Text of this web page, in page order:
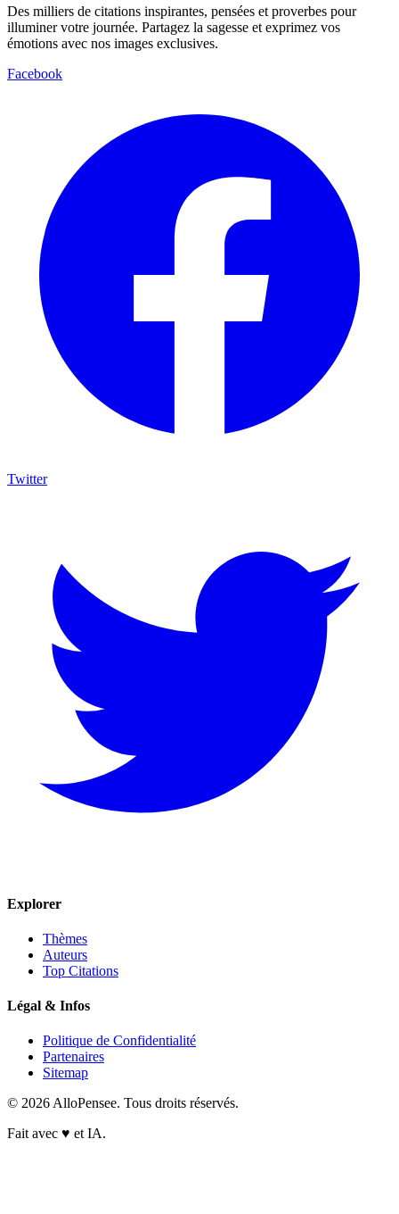
Des milliers de citations inspirantes, pensées et proverbes pour
illuminer votre journée. Partagez la sagesse et exprimez vos
émotions avec nos images exclusives.
Facebook
Twitter
Explorer
Thèmes
Auteurs
Top Citations
Légal & Infos
Politique de Confidentialité
Partenaires
Sitemap
© 2026 AlloPensee. Tous droits réservés.
Fait avec ♥ et IA.